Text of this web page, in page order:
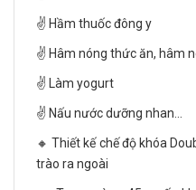
✌ Hầm thuốc đông y
✌ Hâm nóng thức ăn, hâm
✌ Làm yogurt
✌ Nấu nước dưỡng nhan...
🔸 Thiết kế chế độ khóa
trào ra ngoài